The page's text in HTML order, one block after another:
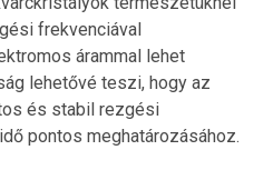
frekvenciával
árammal lehet
lehetővé teszi, hogy az
és stabil rezgési
pontos meghatározásához.